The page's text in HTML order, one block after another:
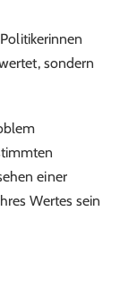
sondern
einer
Wertes sein